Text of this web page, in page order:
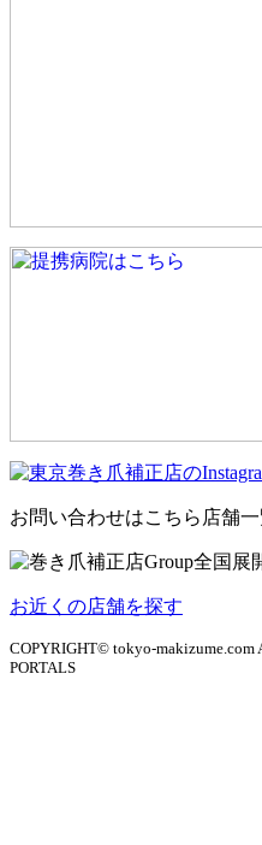
お問い合わせはこちら 店舗
お近くの店舗を探す
COPYRIGHT© tokyo-makizume.com
PORTALS